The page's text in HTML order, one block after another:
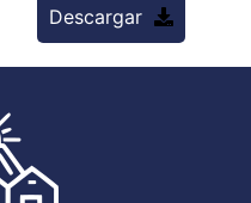
Descargar